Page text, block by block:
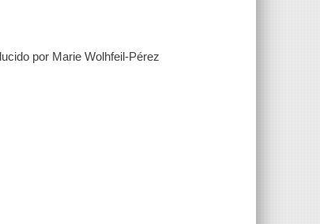
por Marie Wolhfeil-Pérez